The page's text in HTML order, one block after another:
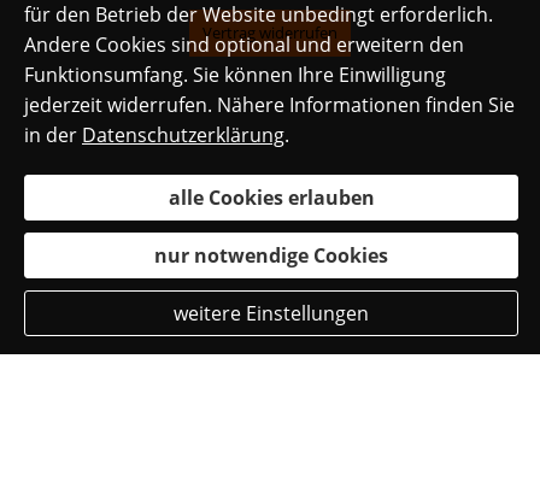
Vertrag widerrufen
für den Betrieb der Website unbedingt erforderlich.
Andere Cookies sind optional und erweitern den
Funktionsumfang. Sie können Ihre Einwilligung
jederzeit widerrufen. Nähere Informationen finden Sie
in der Datenschutzerklärung.
alle Cookies erlauben
nur notwendige Cookies
weitere Einstellungen